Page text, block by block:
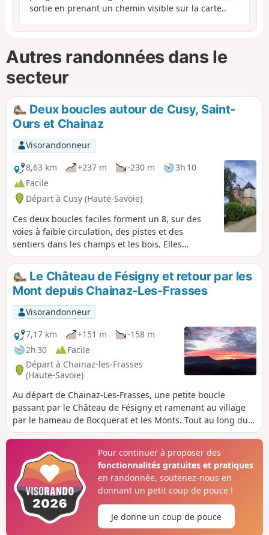
sortie en prenant un chemin visible sur la carte..
Autres randonnées dans le
secteur
Deux boucles autour de Cusy, Saint-
Ours et Chainaz
Visorandonneur
8,63 km
+237 m -230 m
3h 10
Facile
Départ à Cusy (Haute-Savoie)
Ces deux boucles faciles forment un 8, sur des
voies à faible circulation, des pistes et des
sentiers dans les champs et les bois. Elles
permettent de découvrir de belles vues sur le
Clergeon, le massif des Bauges, le Semnoz et
même sur le Lac du Bourget. Elles traversent
aussi les villages de Saint-Ours et de Chainaz-Les-
Frasses ainsi permettent d'admirer au passage le
Château de Fésigny.
Le Château de Fésigny et retour par les
Mont depuis Chainaz-Les-Frasses
Visorandonneur
7,17 km
+151 m
-158 m
2h 30
Facile
Départ à Chainaz-les-Frasses
(Haute-Savoie)
Au départ de Chainaz-Les-Frasses, une petite boucle
passant par le Château de Fésigny et ramenant au village
par le hameau de Bocquerat et les Monts. Tout au long du
parcours, par beau temps, nombreux points de vue sur la
les Tours Saint-Jacques, la Montagne de Banges.
Pour continuer à proposer des
fonctionnalités gratuites et pratiques
en randonnée, soutenez-nous en
donnant un petit coup de pouce !
Je donne un coup de pouce